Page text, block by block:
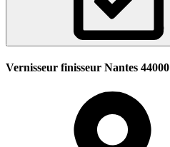
Vernisseur finisseur Nantes 44000